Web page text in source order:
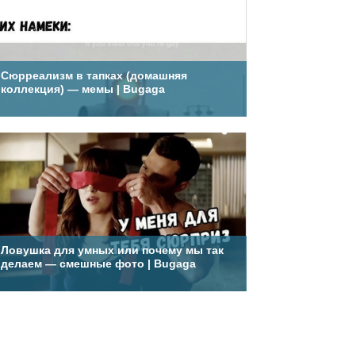
Сюрреализм в тапках (домашняя
коллекция) — мемы | Bugaga
Ловушка для умных или почему мы так
делаем — смешные фото | Bugaga